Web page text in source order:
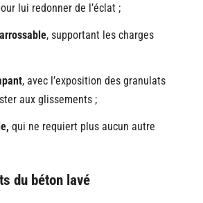
lui redonner de l’éclat ;
, supportant les charges
, avec l’exposition des granulats
aux glissements ;
qui ne requiert plus aucun autre
du béton lavé